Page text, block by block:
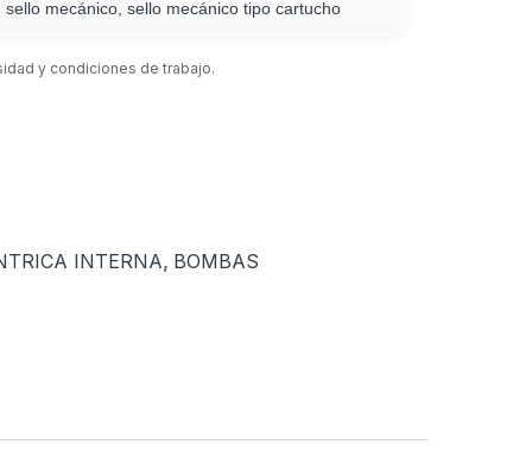
mecánico, sello mecánico tipo cartucho
y condiciones de trabajo.
INTERNA, BOMBAS